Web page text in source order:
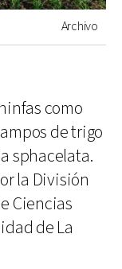
Archivo
como
de trigo
sphacelata.
la División
Ciencias
de La